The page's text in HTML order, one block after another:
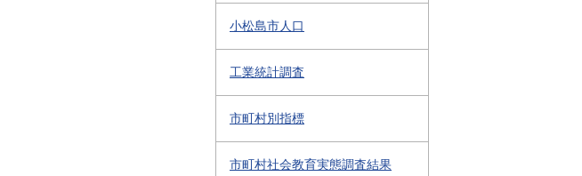
小松島市人口
工業統計調査
市町村別指標
市町村社会教育実態調査結果